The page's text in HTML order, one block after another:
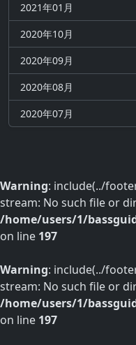
2021年01月
2020年10月
2020年09月
2020年08月
2020年07月
Warning: include(../
stream: No such file or
/home/users/1/
on line 197
Warning: include(../
stream: No such file or
/home/users/1/
on line 197